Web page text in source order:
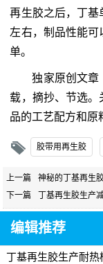
再生胶之后，丁
左右，制品性能
单。
独家原创文章
载，摘抄、节选。
品的工艺配方和原
胶带用再生胶
上一篇
神秘的丁基再生
下一篇
丁基再生胶生产
编辑推荐
丁基再生胶生产耐